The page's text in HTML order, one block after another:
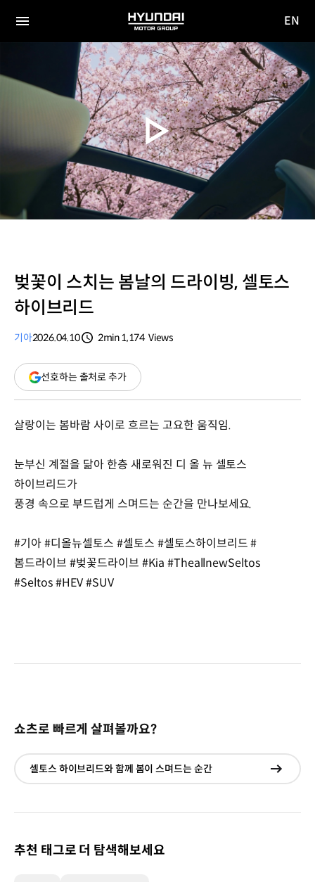
전체
HYUNDAI
MOTOR
GROUP
이동
EN
벚꽃이 스치는 봄날의 드라이빙, 셀토스
하이브리드
기아2026.04.10
2min1,174 Views
선호하는 출처로 추가(새
창
살랑이는 봄바람 사이로 흐르는 고요한 움직임.
눈부신 계절을 닮아 한층 새로워진 디 올 뉴 셀토스
하이브리드가
풍경 속으로 부드럽게 스며드는 순간을 만나보세요.
#기아 #디올뉴셀토스 #셀토스 #셀토스하이브리드 #
봄드라이브 #벚꽃드라이브 #Kia #TheallnewSeltos
#Seltos #HEV #SUV
쇼츠로 빠르게 살펴볼까요?
셀토스 하이브리드와 함께 봄이 스며드는 순간
현재
추천 태그로 더 탐색해보세요